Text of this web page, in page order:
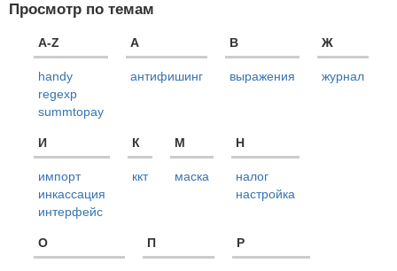
Просмотр по темам
A-Z
handy
regexp
summtopay
А
антифишинг
В
выражения
Ж
журнал
И
импорт
инкассация
интерфейс
К
ккт
М
маска
Н
налог
настройка
О П Р